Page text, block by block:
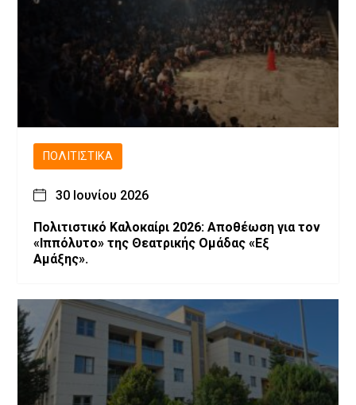
ΠΟΛΙΤΙΣΤΙΚΆ
30 Ιουνίου 2026
Πολιτιστικό Καλοκαίρι 2026: Αποθέωση για τον
«Ιππόλυτο» της Θεατρικής Ομάδας «Εξ
Αμάξης».